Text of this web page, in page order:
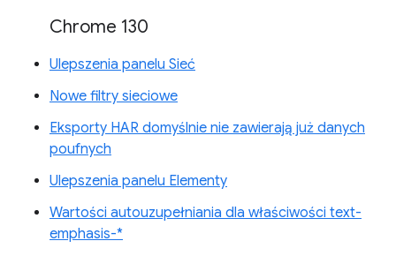
Chrome 130
Ulepszenia panelu Sieć
Nowe filtry sieciowe
Eksporty HAR domyślnie nie zawierają już danych
poufnych
Ulepszenia panelu Elementy
Wartości autouzupełniania dla właściwości text-
emphasis-*